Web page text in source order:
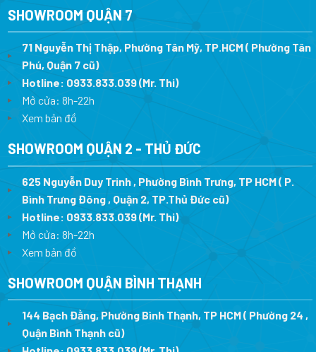
SHOWROOM QUẬN 7
71 Nguyễn Thị Thập, Phường Tân Mỹ, TP.HCM ( Phường Tân
Phú, Quận 7 cũ)
Hotline: 0933.833.039(Mr. Thi)
Mở cửa: 8h-22h
Xem bản đồ
SHOWROOM QUẬN 2 - THỦ ĐỨC
625 Nguyễn Duy Trinh , Phường Bình Trưng, TP HCM ( P.
Bình Trưng Đông , Quận 2, TP.Thủ Đức cũ)
Hotline: 0933.833.039(Mr. Thi)
Mở cửa: 8h-22h
Xem bản đồ
SHOWROOM QUẬN BÌNH THẠNH
144 Bạch Đằng, Phường Bình Thạnh, TP HCM ( Phường 24 ,
Quận Bình Thạnh cũ)